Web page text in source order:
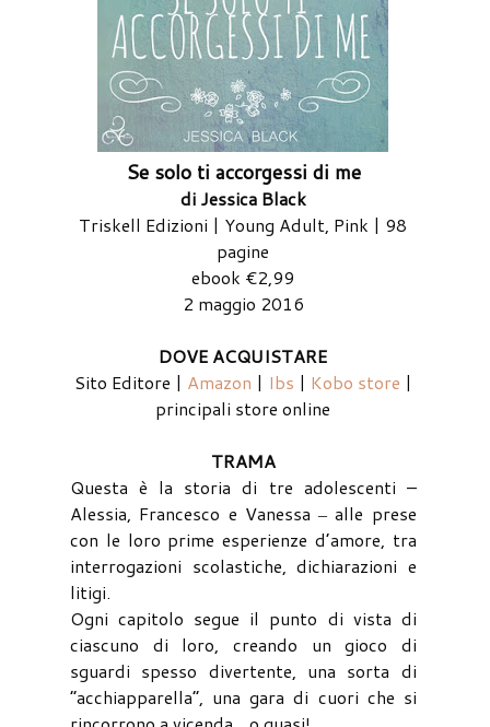
Se solo ti accorgessi di me
di Jessica Black
Triskell Edizioni | Young Adult, Pink | 98
pagine
ebook €2,99
2 maggio 2016
DOVE ACQUISTARE
Sito Editore | Amazon | Ibs | Kobo store |
principali store online
TRAMA
Questa è la storia di tre adolescenti –
Alessia, Francesco e Vanessa ‒ alle prese
con le loro prime esperienze d’amore, tra
interrogazioni scolastiche, dichiarazioni e
litigi.
Ogni capitolo segue il punto di vista di
ciascuno di loro, creando un gioco di
sguardi spesso divertente, una sorta di
“acchiapparella”, una gara di cuori che si